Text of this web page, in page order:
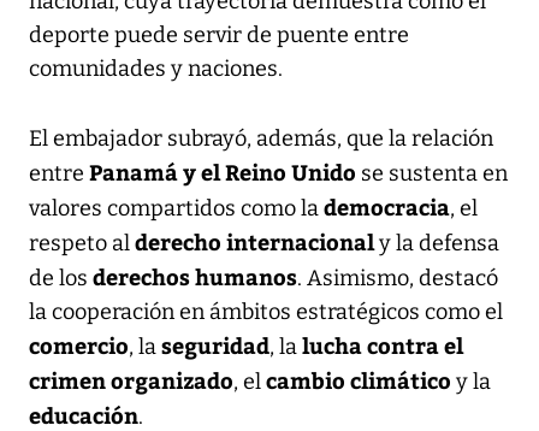
deporte puede servir de puente entre
comunidades y naciones.
El embajador subrayó, además, que la relación
entre Panamá y el Reino Unido se sustenta en
valores compartidos como lademocracia, el
respeto alderecho internacionaly la defensa
de los derechos humanos. Asimismo, destacó
la cooperación en ámbitos estratégicos como el
comercio, laseguridad, lalucha contra el
crimen organizado, elcambio climático y la
educación.